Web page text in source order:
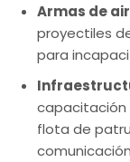
Armas de
proyectiles
para
capacitación
flota de